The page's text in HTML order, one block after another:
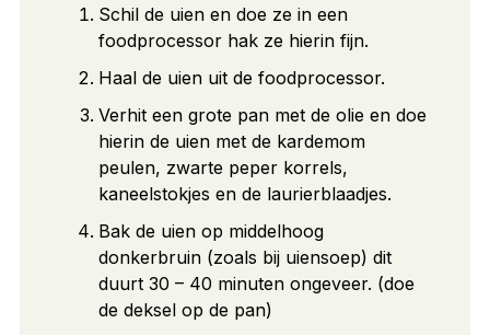
Schil de uien en doe ze in een
foodprocessor hak ze hierin fijn.
Haal de uien uit de foodprocessor.
Verhit een grote pan met de olie en doe
hierin de uien met de kardemom
peulen, zwarte peper korrels,
kaneelstokjes en de laurierblaadjes.
Bak de uien op middelhoog
donkerbruin (zoals bij uiensoep) dit
duurt 30 – 40 minuten ongeveer. (doe
de deksel op de pan)